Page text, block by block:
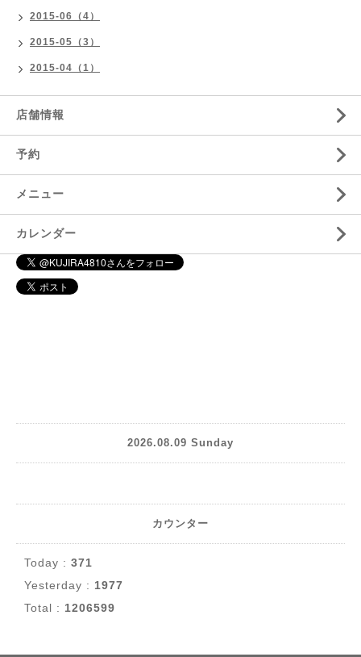
2015-06（4）
2015-05（3）
2015-04（1）
店舗情報
予約
メニュー
カレンダー
2026.08.09 Sunday
カウンター
Today : 371
Yesterday : 1977
Total : 1206599